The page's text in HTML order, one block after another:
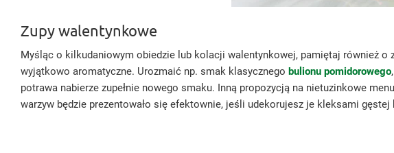
Zupy walentynkowe
Myśląc o kilkudaniowym obiedzie lub kolacji walentynkowej, pamiętaj również o
wyjątkowo aromatyczne. Urozmaić np. smak klasycznego bulionu pomidorowego
potrawa nabierze zupełnie nowego smaku. Inną propozycją na nietuzinkowe
warzyw będzie prezentowało się efektownie, jeśli udekorujesz je kleksami